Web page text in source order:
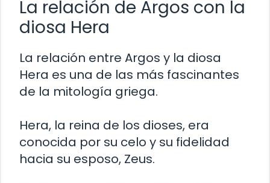
La relación de Argos con la
diosa Hera
La relación entre Argos y la diosa
Hera es una de las más fascinantes
de la mitología griega.
Hera, la reina de los dioses, era
conocida por su celo y su fidelidad
hacia su esposo, Zeus.